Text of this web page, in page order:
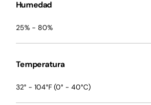
Humedad
25% - 80%
Temperatura
32° - 104°F (0° - 40°C)